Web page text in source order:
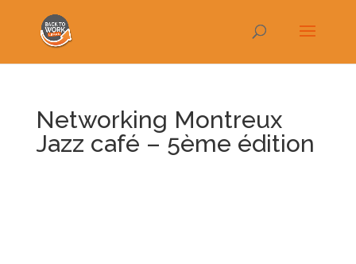
Networking Montreux
Jazz café – 5ème édition